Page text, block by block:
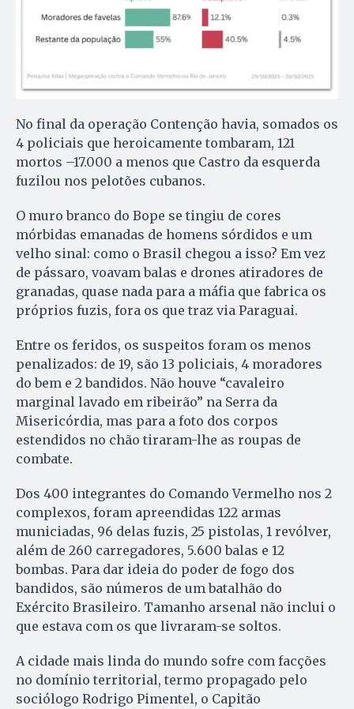
No final da operação Contenção havia, somados os
4 policiais que heroicamente tombaram, 121
mortos –17.000 a menos que Castro da esquerda
fuzilou nos pelotões cubanos.
O muro branco do Bope se tingiu de cores
mórbidas emanadas de homens sórdidos e um
velho sinal: como o Brasil chegou a isso? Em vez
de pássaro, voavam balas e drones atiradores de
granadas, quase nada para a máfia que fabrica os
próprios fuzis, fora os que traz via Paraguai.
Entre os feridos, os suspeitos foram os menos
penalizados: de 19, são 13 policiais, 4 moradores
do bem e 2 bandidos. Não houve “cavaleiro
marginal lavado em ribeirão” na Serra da
Misericórdia, mas para a foto dos corpos
estendidos no chão tiraram-lhe as roupas de
combate.
Dos 400 integrantes do Comando Vermelho nos 2
complexos, foram apreendidas 122 armas
municiadas, 96 delas fuzis, 25 pistolas, 1 revólver,
além de 260 carregadores, 5.600 balas e 12
bombas. Para dar ideia do poder de fogo dos
bandidos, são números de um batalhão do
Exército Brasileiro. Tamanho arsenal não inclui o
que estava com os que livraram-se soltos.
A cidade mais linda do mundo sofre com facções
no domínio territorial, termo propagado pelo
sociólogo Rodrigo Pimentel, o Capitão